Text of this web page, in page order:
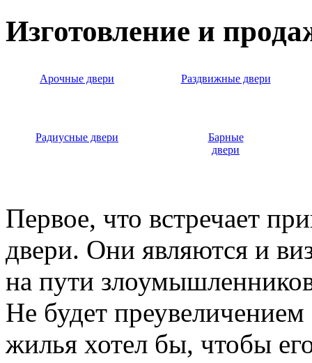
Изготовление и
Арочные двери Раздвижные двери
Радиусные двери
Барные
двери
Первое, что встречает
двери. Они являются и
на пути
Не будет
жилья хотел бы, чтобы